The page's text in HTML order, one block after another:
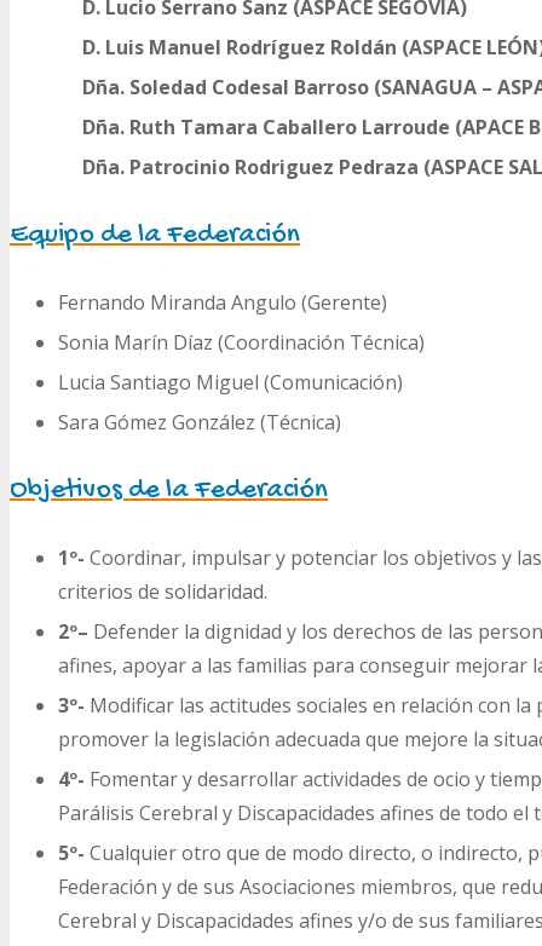
D. Lucio Serrano Sanz (ASPACE SEGOVIA)
D. Luis Manuel Rodríguez Roldán (ASPACE
Dña. Soledad Codesal Barroso (SANAGUA –
Dña. Ruth Tamara Caballero Larroude (APACE
Dña. Patrocinio Rodriguez Pedraza (ASPACE
Equipo de la Federación
Fernando Miranda Angulo (Gerente)
Sonia Marín Díaz (Coordinación Técnica)
Lucia Santiago Miguel (Comunicación)
Sara Gómez González (Técnica)
Objetivos de la Federación
1º- Coordinar, impulsar y potenciar los objetivos y
criterios de solidaridad.
2º– Defender la dignidad y los derechos de las
afines, apoyar a las familias para conseguir mejorar
3º- Modificar las actitudes sociales en relación con
promover la legislación adecuada que mejore la
4º- Fomentar y desarrollar actividades de ocio y
Parálisis Cerebral y Discapacidades afines de todo
5º- Cualquier otro que de modo directo, o indirecto,
Federación y de sus Asociaciones miembros, que
Cerebral y Discapacidades afines y/o de sus